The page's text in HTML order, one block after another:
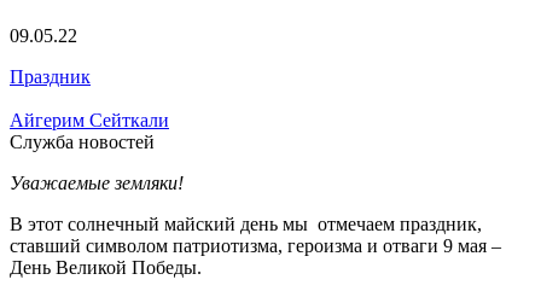
09.05.22
Праздник
Айгерим Сейткали
Служба новостей
Уважаемые земляки!
В этот солнечный майский день мы отмечаем праздник,
ставший символом патриотизма, героизма и отваги 9 мая –
День Великой Победы.